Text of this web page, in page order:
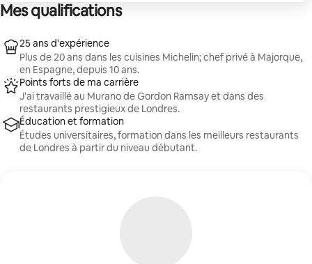
Mes qualifications
25 ans d'expérience
Plus de 20 ans dans les cuisines Michelin; chef privé à Majorque,
en Espagne, depuis 10 ans.
Points forts de ma carrière
J'ai travaillé au Murano de Gordon Ramsay et dans des
restaurants prestigieux de Londres.
Éducation et formation
Études universitaires, formation dans les meilleurs restaurants
de Londres à partir du niveau débutant.